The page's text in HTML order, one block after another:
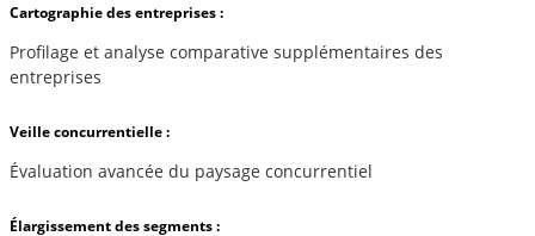
Cartographie des entreprises :
Profilage et analyse comparative supplémentaires des
entreprises
Veille concurrentielle :
Évaluation avancée du paysage concurrentiel
Élargissement des segments :